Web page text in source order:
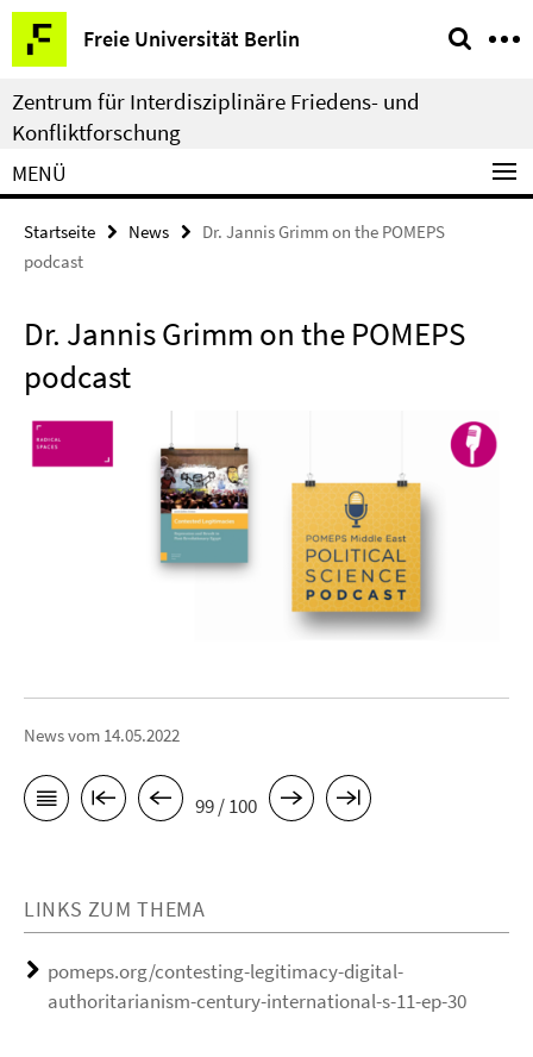
Springe
direkt
zu
Inhalt
Freie Universität Berlin
Service-
Navigation
Zentrum für Interdisziplinäre Friedens- und
Konfliktforschung
MENÜ
Startseite News
Dr. Jannis Grimm on the POMEPS
podcast
Dr. Jannis Grimm on the POMEPS
podcast
News vom 14.05.2022
99 / 100
LINKS ZUM THEMA
pomeps.org/contesting-legitimacy-digital-
authoritarianism-century-international-s-11-ep-30